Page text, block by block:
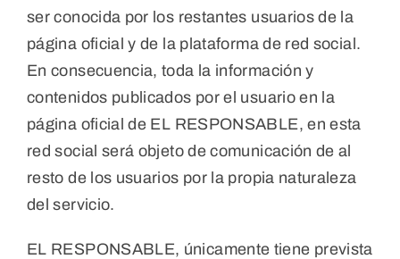
ser conocida por los restantes usuarios de la
página oficial y de la plataforma de red social.
En consecuencia, toda la información y
contenidos publicados por el usuario en la
página oficial de EL RESPONSABLE, en esta
red social será objeto de comunicación de al
resto de los usuarios por la propia naturaleza
del servicio.
EL RESPONSABLE, únicamente tiene prevista